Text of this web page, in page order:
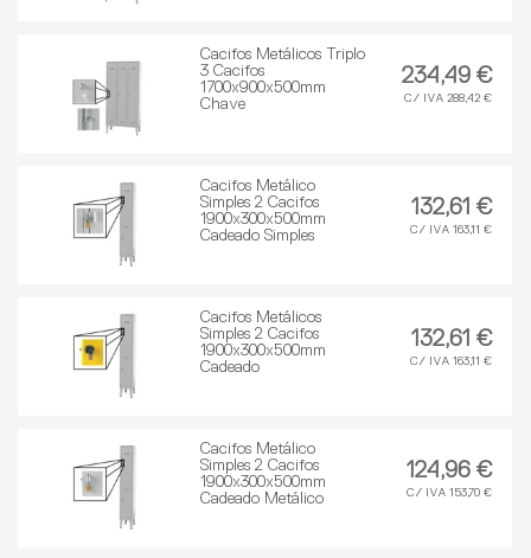
Cacifos Metálicos Triplo
3 Cacifos
1700x900x500mm
Chave
234,49 €
C/ IVA 288,42 €
Cacifos Metálico
Simples 2 Cacifos
1900x300x500mm
Cadeado Simples
132,61 €
C/ IVA 163,11 €
Cacifos Metálicos
Simples 2 Cacifos
1900x300x500mm
Cadeado
132,61 €
C/ IVA 163,11 €
Cacifos Metálico
Simples 2 Cacifos
1900x300x500mm
Cadeado Metálico
124,96 €
C/ IVA 153,70 €